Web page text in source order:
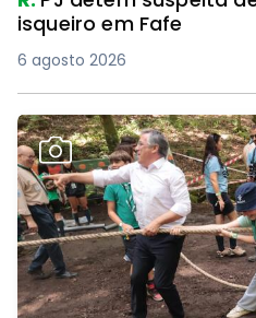
isqueiro em Fafe
6 agosto 2026